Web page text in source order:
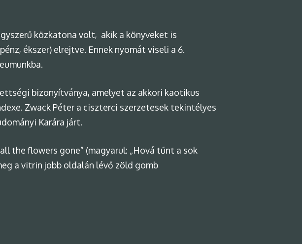
közkatona volt, akik a könyveket is
ékszer) elrejtve. Ennek nyomát viseli a 6.
bizonyítványa, amelyet az akkori kaotikus
Zwack Péter a ciszterci szerzetesek tekintélyes
Karára járt.
the flowers gone” (magyarul: „Hová tűnt a sok
a vitrin jobb oldalán lévő zöld gomb